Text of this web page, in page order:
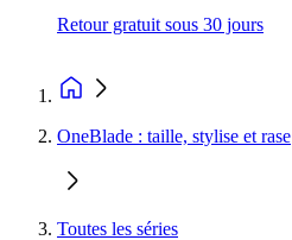
Retour gratuit sous 30 jours
OneBlade : taille, stylise et rase
Toutes les séries